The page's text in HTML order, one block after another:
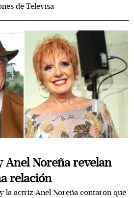
de Televisa
Anel Noreña revelan
relación
la actriz Anel Noreña contaron que